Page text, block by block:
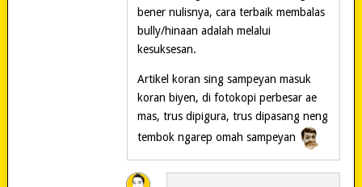
bener nulisnya, cara terbaik membalas
bully/hinaan adalah melalui
kesuksesan.
Artikel koran sing sampeyan masuk
koran biyen, di fotokopi perbesar ae
mas, trus dipigura, trus dipasang neng
tembok ngarep omah sampeyan